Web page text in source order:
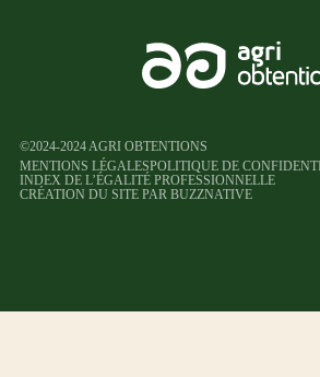
©2024-2024 AGRI OBTENTIONS
MENTIONS LÉGALESPOLITIQUE DE
INDEX DE L’ÉGALITÉ PROFESSIONNELLE
CRÉATION DU SITE PAR BUZZNATIVE